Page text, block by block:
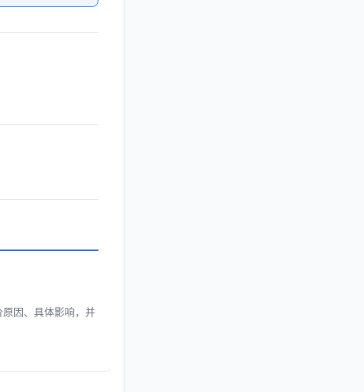
原因、具体影响，并